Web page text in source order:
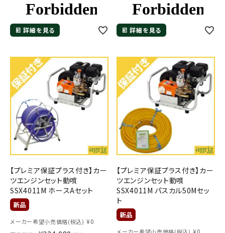
詳細を見る 詳細を見る
【プレミア保証プラス付き】カー
ツエンジンセット動噴
SSX4011M ホースAセット
メーカー希望小売価格(税込) ¥0
【プレミア保証プラス付き】カー
ツエンジンセット動噴
SSX4011M パスカル50Mセッ
ト
メーカー希望小売価格(税込) ¥0